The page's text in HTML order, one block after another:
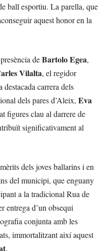
ball esportiu. La parella, que
aquest honor en la
deBartolo Egea,
Vilalta, el regidor
carrera dels
dels pares d’Aleix, Eva
figures clau al darrere de
significativament al
dels joves ballarins i en
del municipi, que enguany
a la tradicional Rua de
entrega d’un obsequi
conjunta amb les
immortalitzant així aquest
.